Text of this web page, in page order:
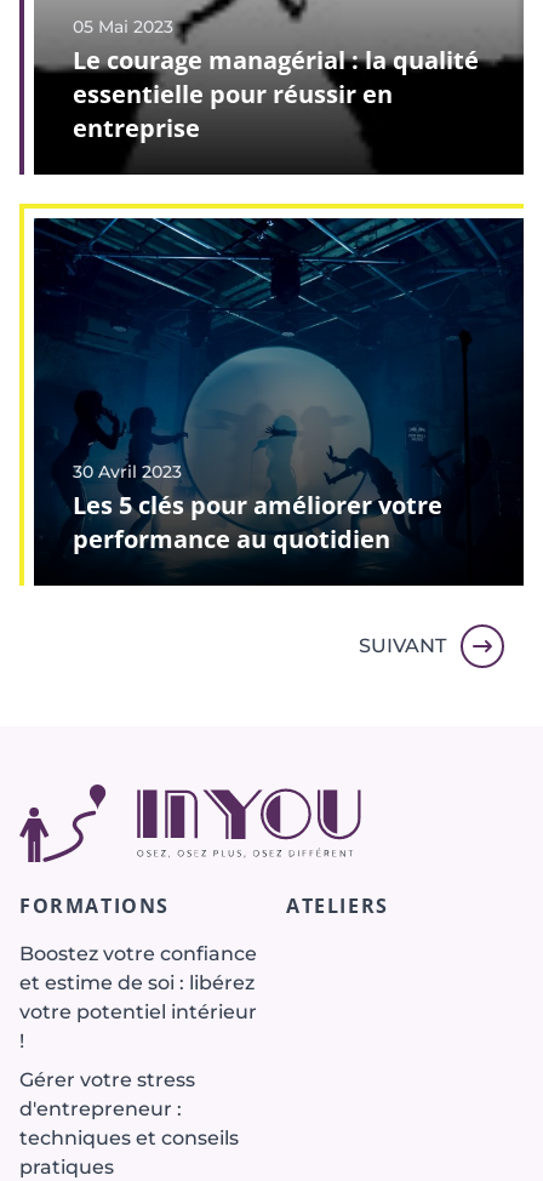
05 Mai 2023
Le courage managérial : la qualité
essentielle pour réussir en
entreprise
30 Avril 2023
Les 5 clés pour améliorer votre
performance au quotidien
SUIVANT
FORMATIONS
Boostez votre confiance
et estime de soi : libérez
votre potentiel intérieur
!
Gérer votre stress
d'entrepreneur :
techniques et conseils
pratiques
ATELIERS